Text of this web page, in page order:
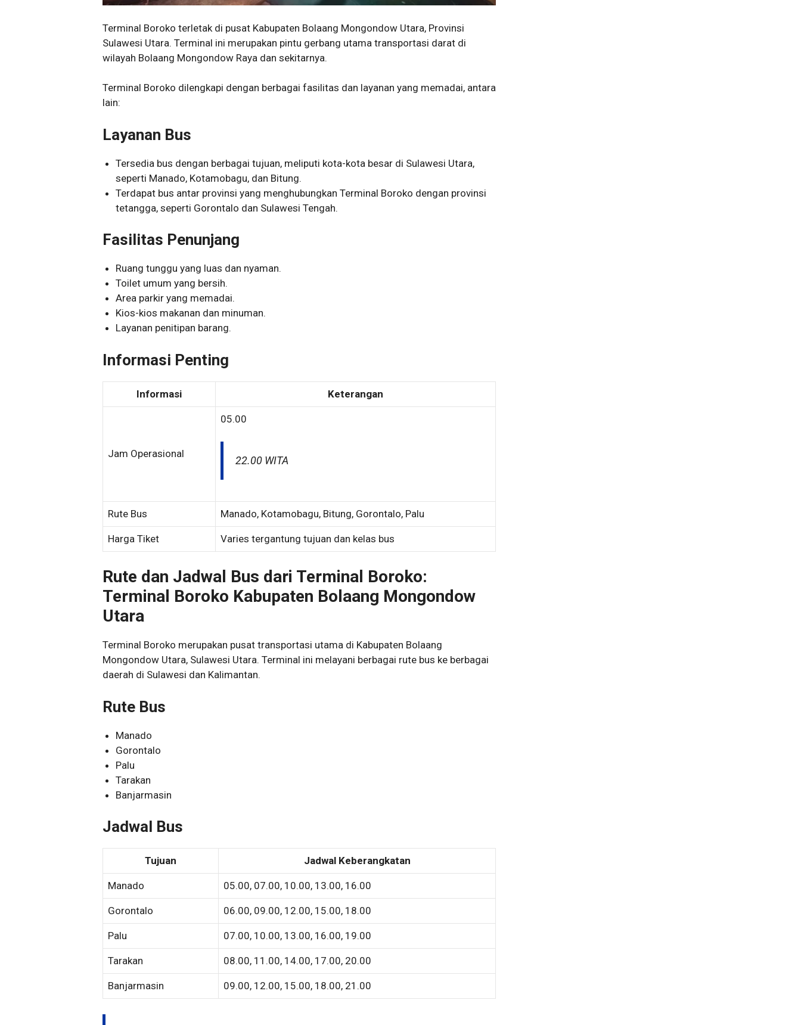
Terminal Boroko terletak di pusat Kabupaten Bolaang Mongondow Utara, Provinsi
Sulawesi Utara. Terminal ini merupakan pintu gerbang utama transportasi darat di
wilayah Bolaang Mongondow Raya dan sekitarnya.
Terminal Boroko dilengkapi dengan berbagai fasilitas dan layanan yang memadai, antara
lain:
Layanan Bus
Tersedia bus dengan berbagai tujuan, meliputi kota-kota besar di Sulawesi Utara,
seperti Manado, Kotamobagu, dan Bitung.
Terdapat bus antar provinsi yang menghubungkan Terminal Boroko dengan provinsi
tetangga, seperti Gorontalo dan Sulawesi Tengah.
Fasilitas Penunjang
Ruang tunggu yang luas dan nyaman.
Toilet umum yang bersih.
Area parkir yang memadai.
Kios-kios makanan dan minuman.
Layanan penitipan barang.
Informasi Penting
Informasi Keterangan
Jam Operasional
05.00
22.00 WITA
Rute Bus Manado, Kotamobagu, Bitung, Gorontalo, Palu
Harga Tiket Varies tergantung tujuan dan kelas bus
Rute dan Jadwal Bus dari Terminal Boroko:
Terminal Boroko Kabupaten Bolaang Mongondow
Utara
Terminal Boroko merupakan pusat transportasi utama di Kabupaten Bolaang
Mongondow Utara, Sulawesi Utara. Terminal ini melayani berbagai rute bus ke berbagai
daerah di Sulawesi dan Kalimantan.
Rute Bus
Manado
Gorontalo
Palu
Tarakan
Banjarmasin
Jadwal Bus
Tujuan Jadwal Keberangkatan
Manado 05.00, 07.00, 10.00, 13.00, 16.00
Gorontalo 06.00, 09.00, 12.00, 15.00, 18.00
Palu 07.00, 10.00, 13.00, 16.00, 19.00
Tarakan 08.00, 11.00, 14.00, 17.00, 20.00
Banjarmasin 09.00, 12.00, 15.00, 18.00, 21.00